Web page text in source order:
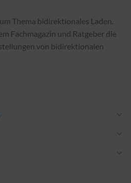
Thema bidirektionales Laden.
Fachmagazin und Ratgeber die
von bidirektionalen